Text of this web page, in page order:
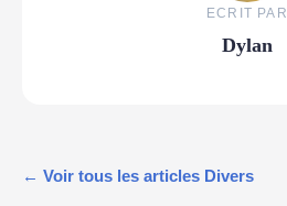
ECRIT PAR
Dylan
← Voir tous les articles Divers